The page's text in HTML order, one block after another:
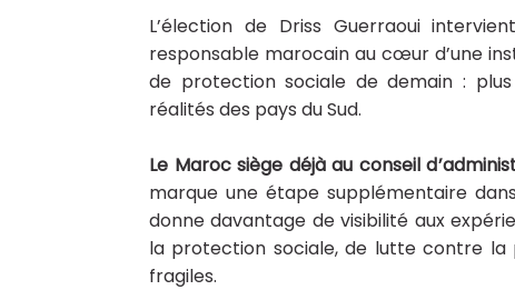
L’élection de Driss Guerraoui
responsable marocain au cœur d’une
de protection sociale de demain :
réalités des pays du Sud.
Le Maroc siège déjà au conseil
marque une étape supplémentaire
donne davantage de visibilité aux
la protection sociale, de lutte contre la
fragiles.